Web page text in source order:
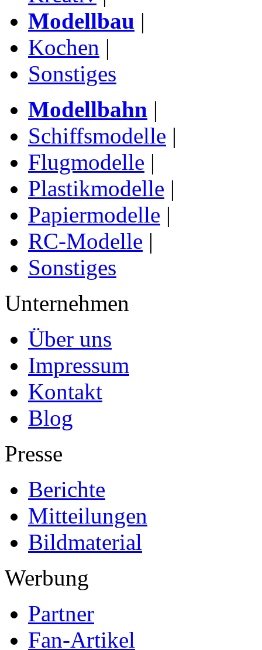
Modellbau |
Kochen |
Sonstiges
Modellbahn |
Schiffsmodelle |
Flugmodelle |
Plastikmodelle |
Papiermodelle |
RC-Modelle |
Sonstiges
Unternehmen
Über uns
Impressum
Kontakt
Blog
Presse
Berichte
Mitteilungen
Bildmaterial
Werbung
Partner
Fan-Artikel